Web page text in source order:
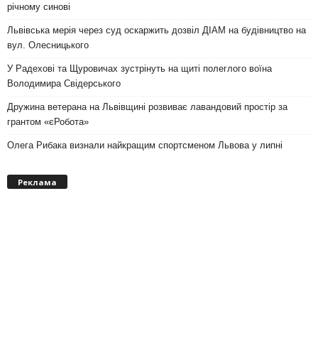
річному синові
Львівська мерія через суд оскаржить дозвіл ДІАМ на будівництво на
вул. Олесницького
У Радехові та Щуровичах зустрінуть на щиті полеглого воїна
Володимира Свідерського
Дружина ветерана на Львівщині розвиває лавандовий простір за
грантом «єРобота»
Олега Рибака визнали найкращим спортсменом Львова у липні
Реклама